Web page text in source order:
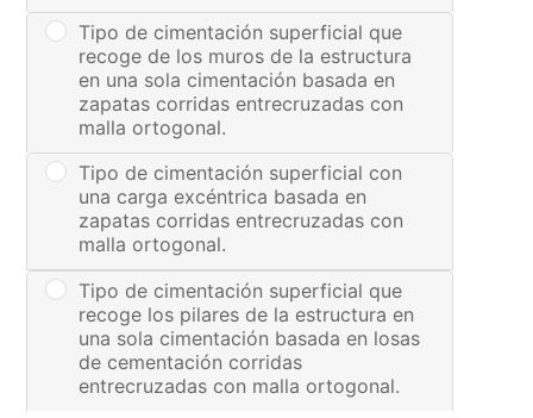
Tipo de cimentación superficial que
recoge de los muros de la estructura
en una sola cimentación basada en
zapatas corridas entrecruzadas con
malla ortogonal.
Tipo de cimentación superficial con
una carga excéntrica basada en
zapatas corridas entrecruzadas con
malla ortogonal.
Tipo de cimentación superficial que
recoge los pilares de la estructura en
una sola cimentación basada en losas
de cementación corridas
entrecruzadas con malla ortogonal.